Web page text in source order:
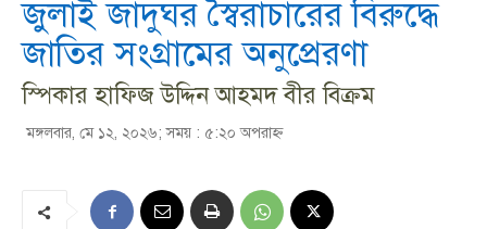
জুলাই জাদুঘর স্বৈরাচারের বিরুদ্ধে
জাতির সংগ্রামের অনুপ্রেরণা
স্পিকার হাফিজ উদ্দিন আহমদ বীর বিক্রম
মঙ্গলবার, মে ১২, ২০২৬; সময় : ৫:২০ অপরাহ্ণ